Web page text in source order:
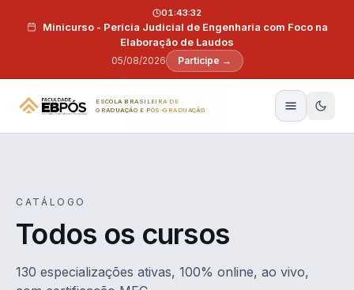
Minicurso - Perícia Judicial de Engenharia com Foco na
Elaboração de Laudos
05/08/2026
01:43:31
Participe →
ESCOLA BRASILEIRA DE
GRADUAÇÃO E PÓS-GRADUAÇÃO
CATÁLOGO
Todos os cursos
130 especializações ativas, 100% online, ao vivo,